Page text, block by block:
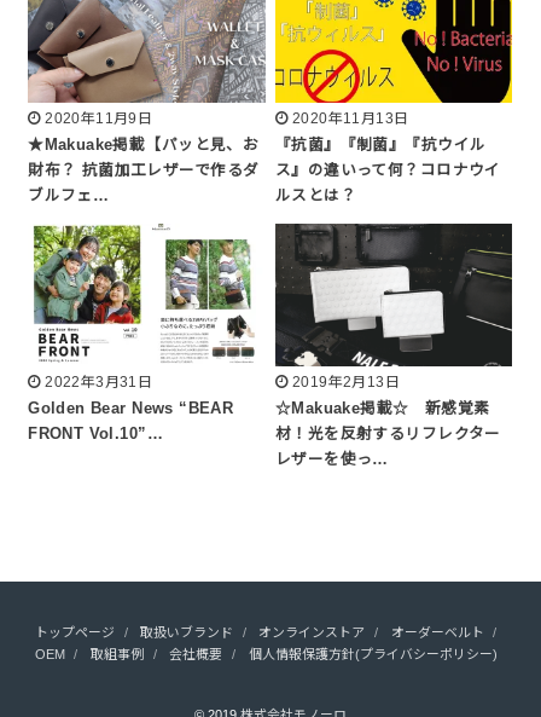
2020年11月9日
★Makuake掲載【パッと見、お
財布？ 抗菌加工レザーで作るダ
ブルフェ…
2020年11月13日
『抗菌』『制菌』『抗ウイル
ス』の違いって何？コロナウイ
ルスとは？
2022年3月31日
Golden Bear News “BEAR
FRONT Vol.10”…
2019年2月13日
☆Makuake掲載☆ 新感覚素
材！光を反射するリフレクター
レザーを使っ…
トップページ 取扱いブランド オンラインストア
オーダーベルト
OEM
取組事例 会社概要 個人情報保護方針(プライバシーポリシー)